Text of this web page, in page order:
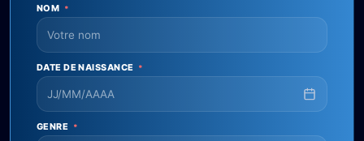
NOM *
DATE DE NAISSANCE *
GENRE *